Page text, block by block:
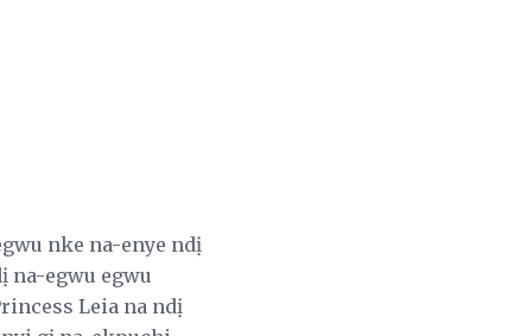
nke na-enye ndị
na-egwu egwu
Leia na ndị